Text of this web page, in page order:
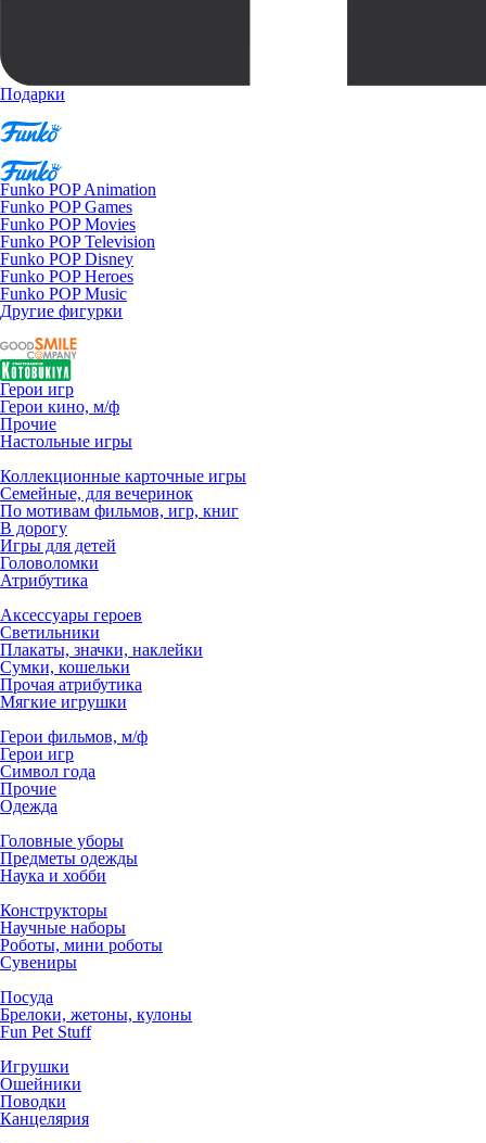
Подарки
Funko POP Animation
Funko POP Games
Funko POP Movies
Funko POP Television
Funko POP Disney
Funko POP Heroes
Funko POP Music
Другие фигурки
Герои игр
Герои кино, м/ф
Прочие
Настольные игры
Коллекционные карточные игры
Семейные, для вечеринок
По мотивам фильмов, игр, книг
В дорогу
Игры для детей
Головоломки
Атрибутика
Аксессуары героев
Светильники
Плакаты, значки, наклейки
Сумки, кошельки
Прочая атрибутика
Мягкие игрушки
Герои фильмов, м/ф
Герои игр
Символ года
Прочие
Одежда
Головные уборы
Предметы одежды
Наука и хобби
Конструкторы
Научные наборы
Роботы, мини роботы
Сувениры
Посуда
Брелоки, жетоны, кулоны
Fun Pet Stuff
Игрушки
Ошейники
Поводки
Канцелярия